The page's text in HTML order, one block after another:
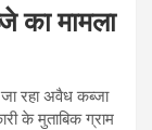
का मामला
रहा अवैध कब्जा
के मुताबिक ग्राम